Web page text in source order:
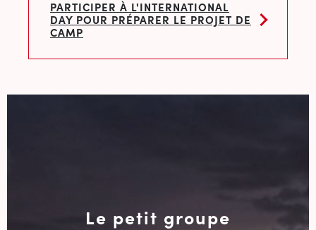
PARTICIPER À L'INTERNATIONAL
DAY POUR PRÉPARER LE PROJET DE
CAMP
Le petit groupe